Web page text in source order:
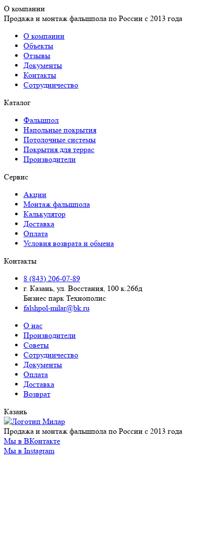
О компании
Продажа и монтаж фальшпола по России с 2013 года
О компании
Объекты
Отзывы
Документы
Контакты
Сотрудничество
Каталог
Фальшпол
Напольные покрытия
Потолочные системы
Покрытия для террас
Производители
Сервис
Акции
Монтаж фальшпола
Калькулятор
Доставка
Оплата
Условия возврата и обмена
Контакты
8 (843) 206-07-89
г. Казань, ул. Восстания, 100 к.266д
Бизнес парк Технополис
falshpol-milar@bk.ru
О нас
Производители
Советы
Сотрудничество
Документы
Оплата
Доставка
Возврат
Казань
Продажа и монтаж фальшпола по России с 2013 года
Мы в ВКонтакте
Мы в Instagram